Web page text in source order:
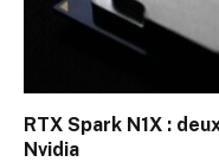
RTX Spark N1X :
Nvidia